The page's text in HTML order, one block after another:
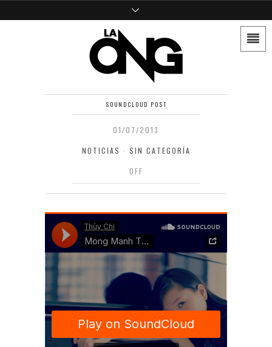
SOUNDCLOUD POST
01/07/2013
NOTICIAS · SIN CATEGORÍA
OFF